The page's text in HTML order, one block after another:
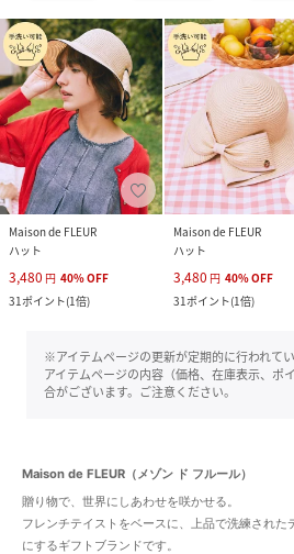
Maison de FLEUR
ハット
3,480 円 40%OFF
31ポイント(1倍)
Maison de FLEUR
ハット
3,480 円 40%OFF
31ポイント(1倍)
※アイテムページの更新が定期的に行われて
アイテムページの内容（価格、在庫表示、ポ
合がございます。ご注意ください。
Maison de FLEUR（メゾン ド フルール）
贈り物で、世界にしあわせを咲かせる。
フレンチテイストをベースに、上品で洗練された
にするギフトブランドです。